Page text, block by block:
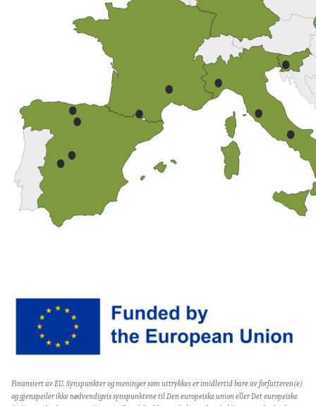
Image
Text
(optional)
Finansiert av EU. Synspunkter og meninger som uttrykkes er imidlertid bare av forfatteren(e)
og gjenspeiler ikke nødvendigvis synspunktene til Den europeiske union eller Det europeiske